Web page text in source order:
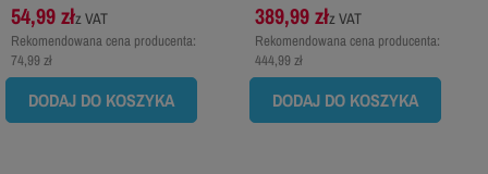
54,99 złz VAT
Rekomendowana cena producenta:
74,99 zł
DODAJ DO KOSZYKA
389,99 złz VAT
Rekomendowana cena producenta:
444,99 zł
DODAJ DO KOSZYKA